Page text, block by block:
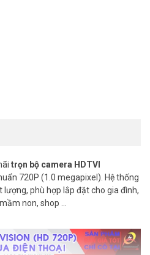
trọn bộ camera HDTVI
720P (1.0 megapixel). Hệ thống
phù hợp lắp đặt cho gia đình,
non, shop …